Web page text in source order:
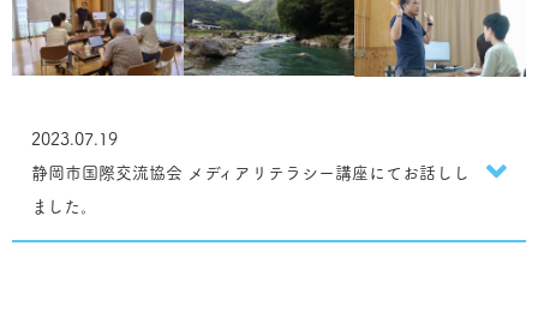
2023.07.19
静岡市国際交流協会 メディアリテラシー講座にてお話しし
ました。